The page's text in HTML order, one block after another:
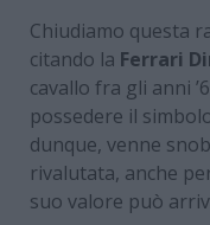
Chiudiamo questa
citando la Ferrari
cavallo fra gli anni
possedere il
dunque, venne
rivalutata, anche
suo valore può